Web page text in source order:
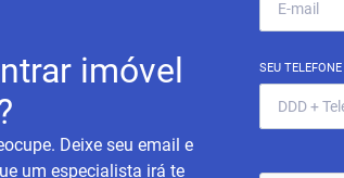
imóvel
Deixe seu email e
um especialista irá te
SEU TELEFONE